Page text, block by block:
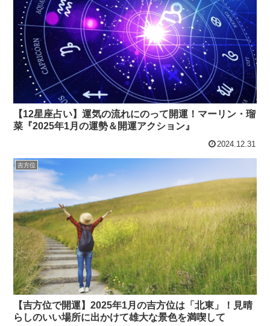
【12星座占い】運気の流れにのって開運！マーリン・瑠
菜『2025年1月の運勢＆開運アクション』
2024.12.31
吉方位
【吉方位で開運】2025年1月の吉方位は「北東」！見晴
らしのいい場所に出かけて雄大な景色を満喫して